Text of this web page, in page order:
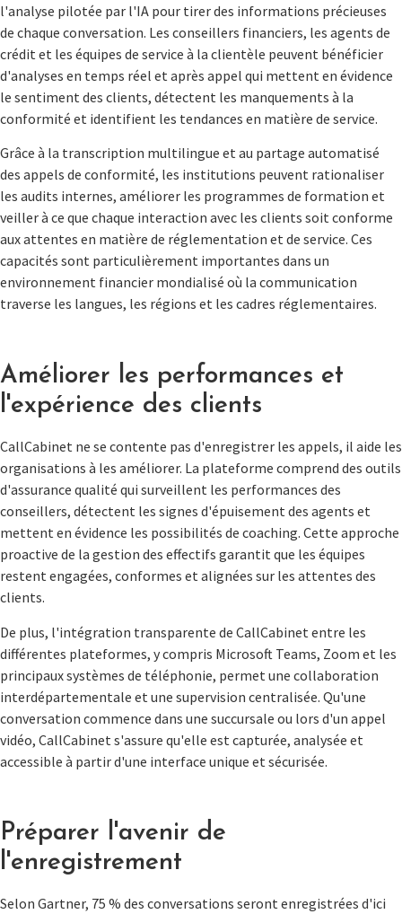
l'analyse pilotée par l'IA pour tirer des informations précieuses
de chaque conversation. Les conseillers financiers, les agents de
crédit et les équipes de service à la clientèle peuvent bénéficier
d'analyses en temps réel et après appel qui mettent en évidence
le sentiment des clients, détectent les manquements à la
conformité et identifient les tendances en matière de service.
Grâce à la transcription multilingue et au partage automatisé
des appels de conformité, les institutions peuvent rationaliser
les audits internes, améliorer les programmes de formation et
veiller à ce que chaque interaction avec les clients soit conforme
aux attentes en matière de réglementation et de service. Ces
capacités sont particulièrement importantes dans un
environnement financier mondialisé où la communication
traverse les langues, les régions et les cadres réglementaires.
Améliorer les performances et
l'expérience des clients
CallCabinet ne se contente pas d'enregistrer les appels, il aide les
organisations à les améliorer. La plateforme comprend des outils
d'assurance qualité qui surveillent les performances des
conseillers, détectent les signes d'épuisement des agents et
mettent en évidence les possibilités de coaching. Cette approche
proactive de la gestion des effectifs garantit que les équipes
restent engagées, conformes et alignées sur les attentes des
clients.
De plus, l'intégration transparente de CallCabinet entre les
différentes plateformes, y compris Microsoft Teams, Zoom et les
principaux systèmes de téléphonie, permet une collaboration
interdépartementale et une supervision centralisée. Qu'une
conversation commence dans une succursale ou lors d'un appel
vidéo, CallCabinet s'assure qu'elle est capturée, analysée et
accessible à partir d'une interface unique et sécurisée.
Préparer l'avenir de
l'enregistrement
Selon Gartner, 75 % des conversations seront enregistrées d'ici